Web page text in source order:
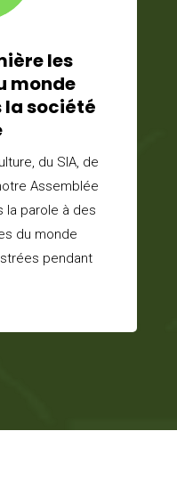
les
monde
la société
du SIA, de
Assemblée
la parole à des
du monde
pendant